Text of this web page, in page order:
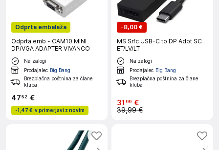
Odprta embalaža
Odprta emb - CAM10 MINI
DP/VGA ADAPTER VIVANCO
Na zalogi
Prodajalec Big Bang
Brezplačna poštnina za člane
kluba
4752 €
-1,47 € v primerjavi z novim
-8,00 €
MS Srfc USB-C to DP Adpt SC
ET/LV/LT
Na zalogi
Prodajalec Big Bang
Brezplačna poštnina za člane
kluba
31 99 €
39,99 €